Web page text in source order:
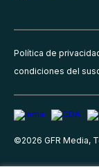
Política de
condiciones del
©2026 GFR Media,